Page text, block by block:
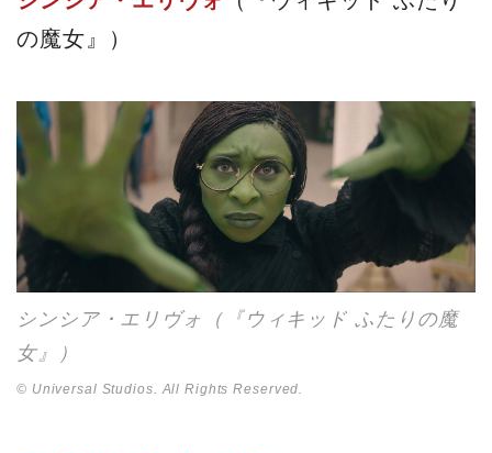
の魔女』）
シンシア・エリヴォ（『ウィキッド ふたりの魔
女』）
© Universal Studios. All Rights Reserved.